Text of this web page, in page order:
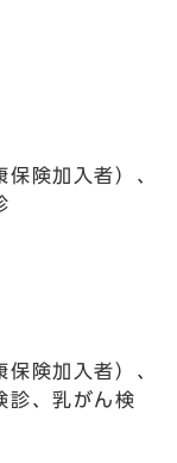
険加入者）、
険加入者）、
診、乳がん検